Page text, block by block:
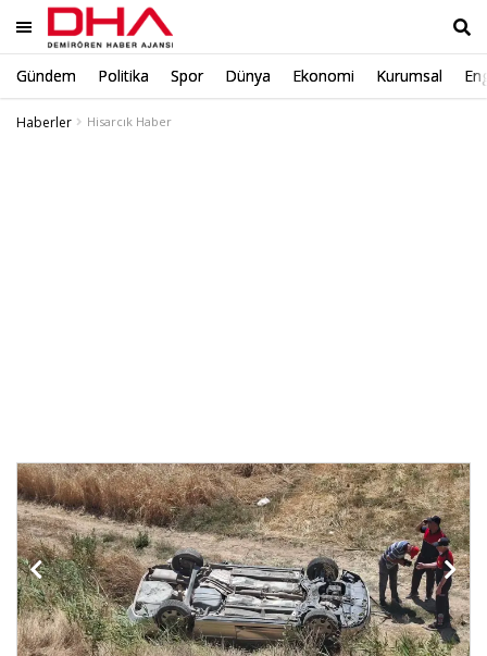
Gündem Politika Spor Dünya Ekonomi Kurumsal
Haberler
Hisarcık Haber